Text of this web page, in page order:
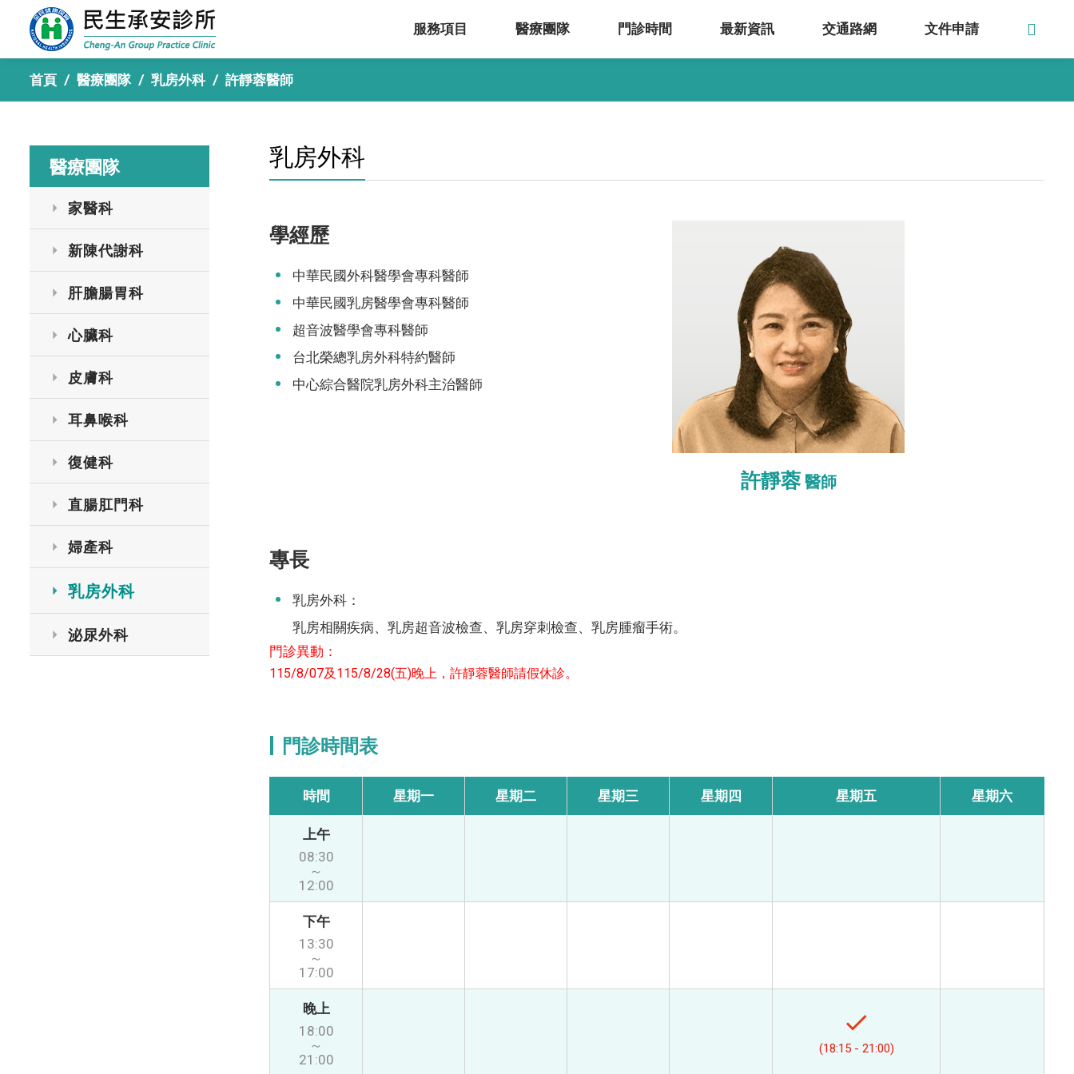
服務項目 醫療團隊 門診時間 最新資訊 交通路網 文件申請
首頁 / 醫療團隊 / 乳房外科 / 許靜蓉醫師
醫療團隊
家醫科
新陳代謝科
肝膽腸胃科
心臟科
皮膚科
耳鼻喉科
復健科
直腸肛門科
婦產科
乳房外科
泌尿外科
乳房外科
許靜蓉 醫師
學經歷
中華民國外科醫學會專科醫師
中華民國乳房醫學會專科醫師
超音波醫學會專科醫師
台北榮總乳房外科特約醫師
中心綜合醫院乳房外科主治醫師
專長
乳房外科：
乳房相關疾病、乳房超音波檢查、乳房穿刺檢查、乳房腫瘤手術。
門診異動：
115/8/07及115/8/28(五)晚上， 許靜蓉醫師請假休診。
門診時間表
時間 星期一 星期二 星期三 星期四 星期五 星期六
上午
08:30
～
12:00
下午
13:30
～
17:00
晚上
18:00
～
21:00
(18:15 - 21:00)